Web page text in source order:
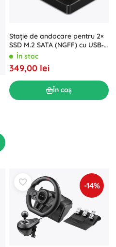
Stație de andocare pentru 2×
SSD M.2 SATA (NGFF) cu USB‑C
Qoltec
În stoc
349,00 lei
În coș
-14%